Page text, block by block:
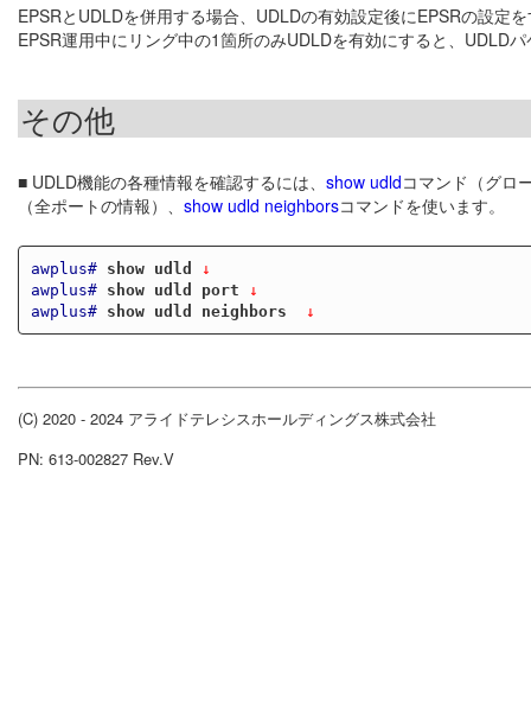
EPSRとUDLDを併用する場合、UDLDの有効設定後にEPSRの設定
EPSR運用中にリング中の1箇所のみUDLDを有効にすると、UDLD
その他
■ UDLD機能の各種情報を確認するには、 show udldコマンド（グロ
（全ポートの情報）、 show udld neighborsコマンドを使います。
awplus# show udld
↓
awplus#
show udld port ↓
awplus#
show udld neighbors ↓
(C) 2020 - 2024 アライドテレシスホールディングス株式会社
PN: 613-002827 Rev.V